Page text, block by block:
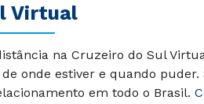
Virtual
na Cruzeiro do Sul
onde estiver e quando puder.
em todo o Brasil.